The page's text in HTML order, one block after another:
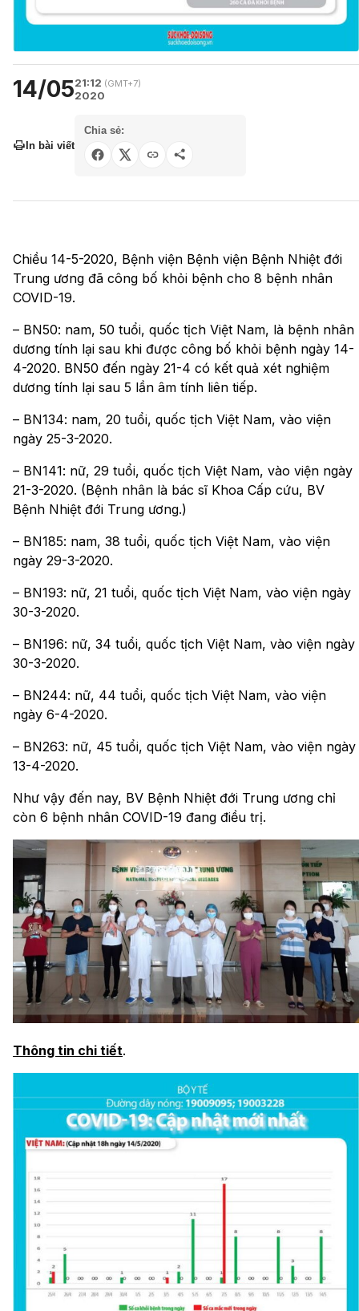
14/0521:12 (GMT+7)
2020
In bài viết
Chia sẻ:
Chiều 14-5-2020, Bệnh viện Bệnh viện Bệnh Nhiệt đới
Trung ương đã công bố khỏi bệnh cho 8 bệnh nhân
COVID-19.
– BN50: nam, 50 tuổi, quốc tịch Việt Nam, là bệnh nhân
dương tính lại sau khi được công bố khỏi bệnh ngày 14-
4-2020. BN50 đến ngày 21-4 có kết quả xét nghiệm
dương tính lại sau 5 lần âm tính liên tiếp.
– BN134: nam, 20 tuổi, quốc tịch Việt Nam, vào viện
ngày 25-3-2020.
– BN141: nữ, 29 tuổi, quốc tịch Việt Nam, vào viện ngày
21-3-2020. (Bệnh nhân là bác sĩ Khoa Cấp cứu, BV
Bệnh Nhiệt đới Trung ương.)
– BN185: nam, 38 tuổi, quốc tịch Việt Nam, vào viện
ngày 29-3-2020.
– BN193: nữ, 21 tuổi, quốc tịch Việt Nam, vào viện ngày
30-3-2020.
– BN196: nữ, 34 tuổi, quốc tịch Việt Nam, vào viện ngày
30-3-2020.
– BN244: nữ, 44 tuổi, quốc tịch Việt Nam, vào viện
ngày 6-4-2020.
– BN263: nữ, 45 tuổi, quốc tịch Việt Nam, vào viện ngày
13-4-2020.
Như vậy đến nay, BV Bệnh Nhiệt đới Trung ương chỉ
còn 6 bệnh nhân COVID-19 đang điều trị.
Thông tin chi tiết.